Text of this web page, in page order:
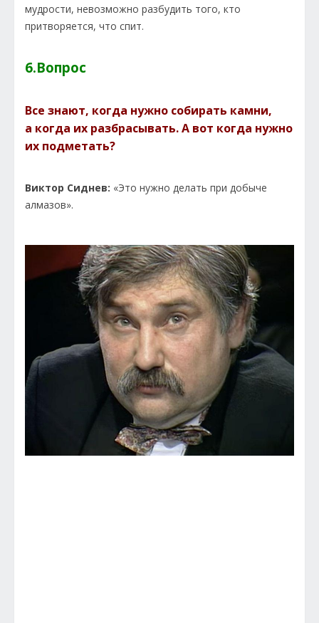
мудрости, невозможно разбудить того, кто
притворяется, что спит.
6.Вопрос
Все знают, когда нужно собирать камни,
а когда их разбрасывать. А вот когда нужно
их подметать?
Виктор Сиднев: «Это нужно делать при добыче
алмазов».